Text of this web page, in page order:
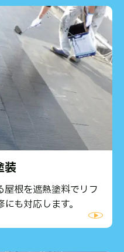
装
根を遮熱塗料でリフ
も対応します。